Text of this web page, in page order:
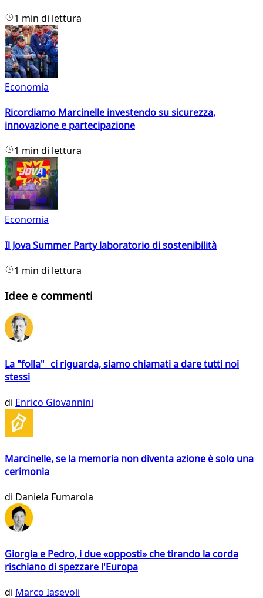
1 min di lettura
Economia
Ricordiamo Marcinelle investendo su sicurezza,
innovazione e partecipazione
1 min di lettura
Economia
Il Jova Summer Party laboratorio di sostenibilità
1 min di lettura
Idee e commenti
La "folla" ci riguarda, siamo chiamati a dare tutti noi
stessi
di Enrico Giovannini
Marcinelle, se la memoria non diventa azione è solo una
cerimonia
di Daniela Fumarola
Giorgia e Pedro, i due «opposti» che tirando la corda
rischiano di spezzare l'Europa
di Marco Iasevoli